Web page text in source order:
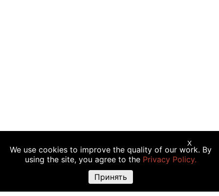
Предупреждение о рисках: Торговые операции с криптовалютой,
акциями и другими финансовыми инструментами подходят не всем
инвесторам, так как сопряжены с риском полной или частичной
утраты вложений. Крайне высокая волатильность стоимости
криптовалюты объясняется прямой зависимостью ее цены от
множества факторов: изменения законодательства, финансовые
We use cookies to improve the quality of our work. By
using the site, you agree to the Privacy Policy.
Принять
X